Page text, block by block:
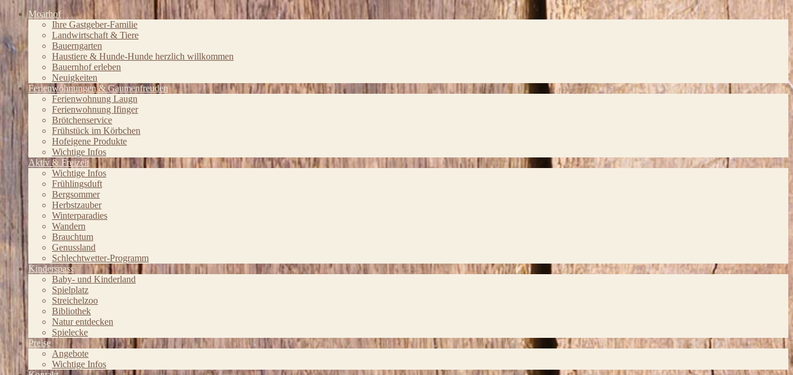
Moarhof
Ihre Gastgeber-Familie
Landwirtschaft & Tiere
Bauerngarten
Haustiere & Hunde-Hunde herzlich willkommen
Bauernhof erleben
Neuigkeiten
Ferienwohnungen & Gaumenfreuden
Ferienwohnung Laugn
Ferienwohnung Ifinger
Brötchenservice
Frühstück im Körbchen
Hofeigene Produkte
Wichtige Infos
Aktiv & Freizeit
Wichtige Infos
Frühlingsduft
Bergsommer
Herbstzauber
Winterparadies
Wandern
Brauchtum
Genussland
Schlechtwetter-Programm
Kinderspass
Baby- und Kinderland
Spielplatz
Streichelzoo
Bibliothek
Natur entdecken
Spielecke
Preise
Angebote
Wichtige Infos